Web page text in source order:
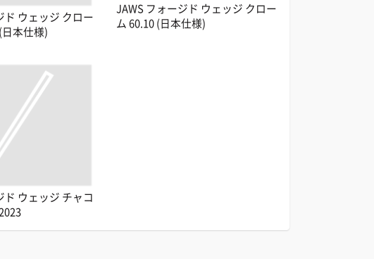
ド ウェッジ クロー
日本仕様)
JAWS フォージド ウェッジ クロー
ム 60.10 (日本仕様)
ド ウェッジ チャコ